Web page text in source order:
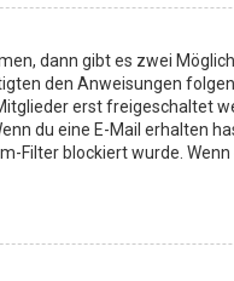
dann gibt es zwei
den Anweisungen
erst freigeschaltet
du eine E-Mail erhalten
blockiert wurde.